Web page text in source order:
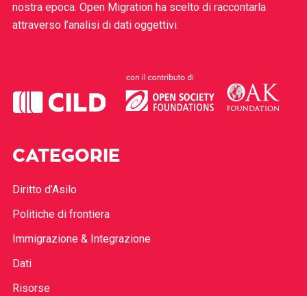
nostra epoca. Open Migration ha scelto di raccontarla
attraverso l’analisi di dati oggettivi.
CATEGORIE
Diritto d’Asilo
Politiche di frontiera
Immigrazione & Integrazione
Dati
Risorse